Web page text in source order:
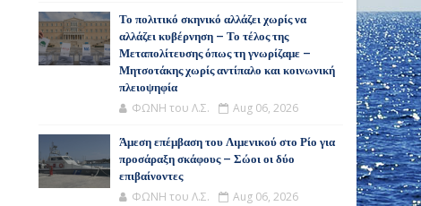
Το πολιτικό σκηνικό αλλάζει χωρίς να
αλλάζει κυβέρνηση – Το τέλος της
Μεταπολίτευσης όπως τη γνωρίζαμε –
Μητσοτάκης χωρίς αντίπαλο και κοινωνική
πλειοψηφία
ΦΩΝΗ του Λ.Σ. Aug 06, 2026
Άμεση επέμβαση του Λιμενικού στο Ρίο για
προσάραξη σκάφους – Σώοι οι δύο
επιβαίνοντες
ΦΩΝΗ του Λ.Σ. Aug 06, 2026